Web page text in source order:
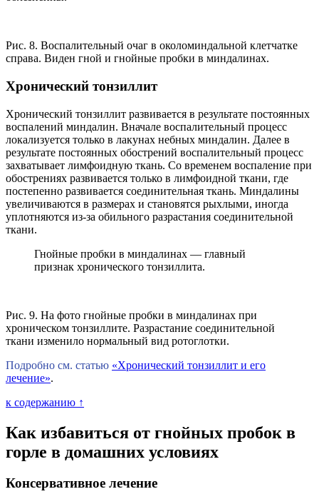
Рис. 8. Воспалительный очаг в околоминдальной клетчатке
справа. Виден гной и гнойные пробки в миндалинах.
Хронический тонзиллит
Хронический тонзиллит развивается в результате постоянных
воспалений миндалин. Вначале воспалительный процесс
локализуется только в лакунах небных миндалин. Далее в
результате постоянных обострений воспалительный процесс
захватывает лимфоидную ткань. Со временем воспаление при
обострениях развивается только в лимфоидной ткани, где
постепенно развивается соединительная ткань. Миндалины
увеличиваются в размерах и становятся рыхлыми, иногда
уплотняются из-за обильного разрастания соединительной
ткани.
Гнойные пробки в миндалинах — главный
признак хронического тонзиллита.
Рис. 9. На фото гнойные пробки в миндалинах при
хроническом тонзиллите. Разрастание соединительной
ткани изменило нормальный вид ротоглотки.
Подробно см. статью «Хронический тонзиллит и его
лечение».
к содержанию ↑
Как избавиться от гнойных пробок в
горле в домашних условиях
Консервативное лечение